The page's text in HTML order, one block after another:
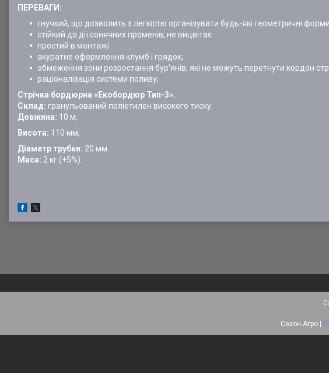
ПЕРЕВАГИ:
гнучкий, що дозволить з легкістю організувати будь-які геометричні
стійкий до дії сонячних променів, не вицвітає
простий в монтажі
акуратне оформлення клумб і грядок;
обмеження зони розростання бур'янів, які не можуть перетнути кордон
раціоналізація системи поливу;
Стрічка бордюрна «Екобордюр Тип-3».
Склад: гранульований поліетилен високого тиску.
Довжина: 10 м,
Висота: 110 мм,
Діаметр трубки: 20 мм.
Маса: 2 кг (+5%).